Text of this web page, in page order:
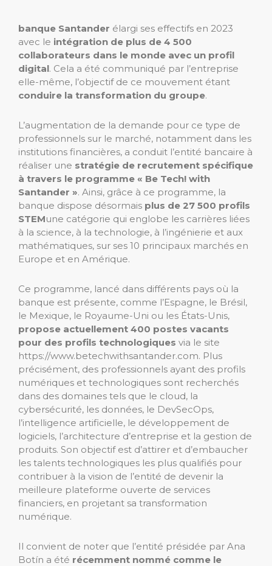
banque Santander élargi ses effectifs en 2023
avec le intégration de plus de 4 500
collaborateurs dans le monde avec un profil
digital. Cela a été communiqué par l’entreprise
elle-même, l’objectif de ce mouvement étant
conduire la transformation du groupe.
L’augmentation de la demande pour ce type de
professionnels sur le marché, notamment dans les
institutions financières, a conduit l’entité bancaire à
réaliser une stratégie de recrutement spécifique
à travers le programme « Be Tech! with
Santander ». Ainsi, grâce à ce programme, la
banque dispose désormais plus de 27 500 profils
STEMune catégorie qui englobe les carrières liées
à la science, à la technologie, à l’ingénierie et aux
mathématiques, sur ses 10 principaux marchés en
Europe et en Amérique.
Ce programme, lancé dans différents pays où la
banque est présente, comme l’Espagne, le Brésil,
le Mexique, le Royaume-Uni ou les États-Unis,
propose actuellement 400 postes vacants
pour des profils technologiques via le site
https://www.betechwithsantander.com. Plus
précisément, des professionnels ayant des profils
numériques et technologiques sont recherchés
dans des domaines tels que le cloud, la
cybersécurité, les données, le DevSecOps,
l’intelligence artificielle, le développement de
logiciels, l’architecture d’entreprise et la gestion de
produits. Son objectif est d’attirer et d’embaucher
les talents technologiques les plus qualifiés pour
contribuer à la vision de l’entité de devenir la
meilleure plateforme ouverte de services
financiers, en projetant sa transformation
numérique.
Il convient de noter que l’entité présidée par Ana
Botín a été récemment nommé comme le